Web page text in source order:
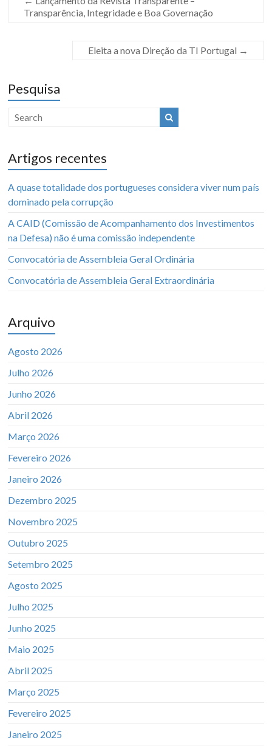
Transparência, Integridade e Boa Governação
Eleita a nova Direção da TI Portugal →
Pesquisa
Artigos recentes
A quase totalidade dos portugueses considera viver num país
dominado pela corrupção
A CAID (Comissão de Acompanhamento dos Investimentos
na Defesa) não é uma comissão independente
Convocatória de Assembleia Geral Ordinária
Convocatória de Assembleia Geral Extraordinária
Arquivo
Agosto 2026
Julho 2026
Junho 2026
Abril 2026
Março 2026
Fevereiro 2026
Janeiro 2026
Dezembro 2025
Novembro 2025
Outubro 2025
Setembro 2025
Agosto 2025
Julho 2025
Junho 2025
Maio 2025
Abril 2025
Março 2025
Fevereiro 2025
Janeiro 2025